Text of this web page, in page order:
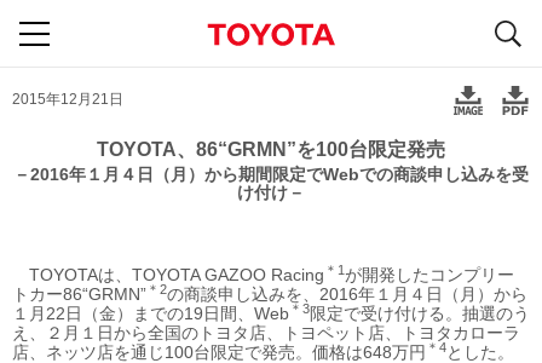
2015年12月21日
TOYOTA、86“GRMN”を100台限定発売
－2016年１月４日（月）から期間限定でWebでの商談申し込みを受
け付け－
TOYOTAは、TOYOTA GAZOO Racing ＊1 が開発したコンプリー
トカー86“GRMN” ＊2の商談申し込みを、2016年１月４日（月）から
１月22日（金）までの19日間、Web ＊3限定で受け付ける。抽選のう
え、２月１日から全国のトヨタ店、トヨペット店、トヨタカローラ
店、ネッツ店を通じ100台限定で発売。価格は648万円 ＊4とした。